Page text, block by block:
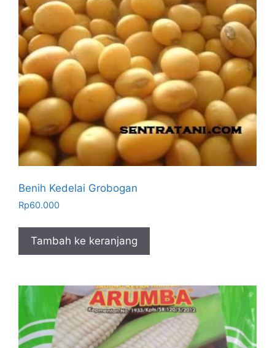
Benih Kedelai Grobogan
Rp60.000
Tambah ke keranjang